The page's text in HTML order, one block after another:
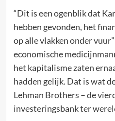
“Dit is een ogenblik dat
hebben gevonden, het
op alle vlakken onder
economische
het kapitalisme zaten
hadden gelijk. Dat is wat
Lehman Brothers – de
investeringsbank ter